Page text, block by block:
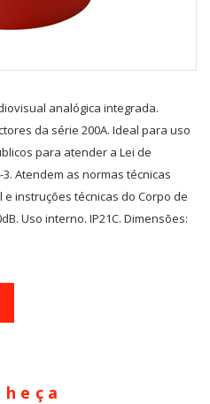
analógica integrada.
da série 200A. Ideal para uso
para atender a Lei de
Atendem as normas técnicas
e instruções técnicas do Corpo de
Uso interno. IP21C. Dimensões: